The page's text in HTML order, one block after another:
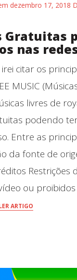
dezembro 17, 2018
Gratuitas
nas
citar os
MUSIC
livres de
podendo
Entre as
da fonte de
Restrições
ou
ARTIGO